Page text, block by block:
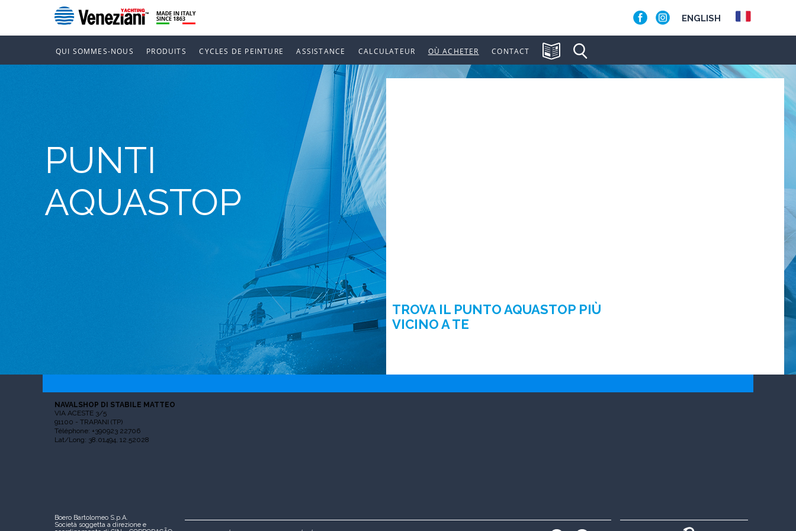
ENGLISH
QUI SOMMES-NOUS PRODUITS CYCLES DE PEINTURE ASSISTANCE CALCULATEUR OÙ ACHETER CONTACT
PUNTI
AQUASTOP
TROVA IL PUNTO AQUASTOP PIÙ
VICINO A TE
NAVALSHOP DI STABILE MATTEO
VIA ACESTE 3/5
91100 - TRAPANI (TP)
Téléphone: +390923 22706
Lat/Long: 38.01494, 12.52028
Boero Bartolomeo S.p.A.
Società soggetta a direzione e